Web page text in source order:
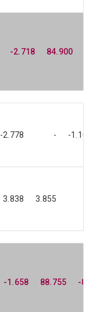
-2.718 84.900
-2.778 - -1.102
3.838 3.855
-1.658 88.755 -88.751